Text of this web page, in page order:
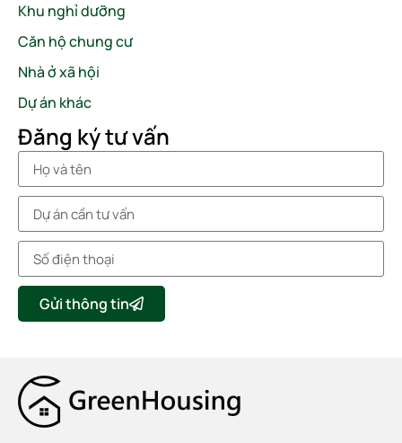
Khu nghỉ dưỡng
Căn hộ chung cư
Nhà ở xã hội
Dự án khác
Đăng ký tư vấn
Gửi thông tin